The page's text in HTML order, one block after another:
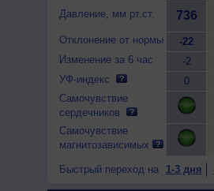
Давление, мм рт.ст.
Отклонение от нормы
Изменение за 6 час
УФ-индекс
Самочувствие
сердечников
Самочувствие
магнитозависимых
736
-22
-2
0
Быстрый переход на 1-3 дня